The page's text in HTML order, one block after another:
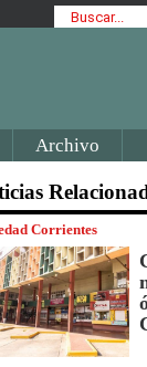
Archivo
Corrientes